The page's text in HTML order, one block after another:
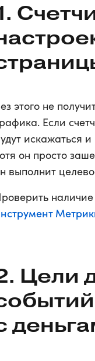
этого не
Если
искажаться
он просто
выполнит
Цели